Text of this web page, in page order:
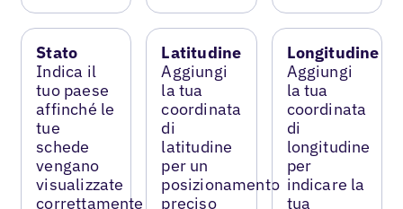
Stato
Indica il
tuo paese
affinché le
tue
schede
vengano
visualizzate
correttamente
Latitudine
Aggiungi
la tua
coordinata
di
latitudine
per un
posizionamento
preciso
Longitudine
Aggiungi
la tua
coordinata
di
longitudine
per
indicare la
tua